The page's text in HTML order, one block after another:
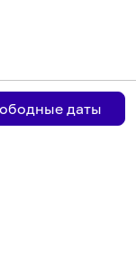
даты